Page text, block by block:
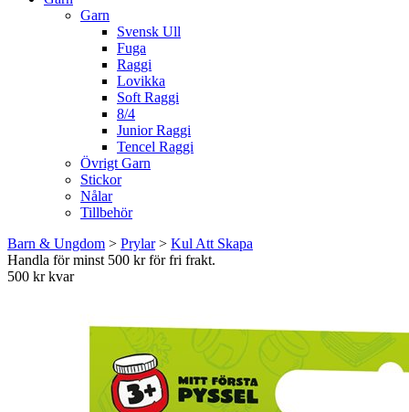
Garn
Svensk Ull
Fuga
Raggi
Lovikka
Soft Raggi
8/4
Junior Raggi
Tencel Raggi
Övrigt Garn
Stickor
Nålar
Tillbehör
Barn & Ungdom > Prylar> Kul Att Skapa
Handla för minst 500 kr för fri frakt.
500 kr kvar